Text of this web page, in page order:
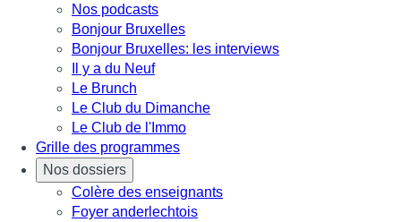
Nos podcasts
Bonjour Bruxelles
Bonjour Bruxelles: les interviews
Il y a du Neuf
Le Brunch
Le Club du Dimanche
Le Club de l'Immo
Grille des programmes
Nos dossiers
Colère des enseignants
Foyer anderlechtois